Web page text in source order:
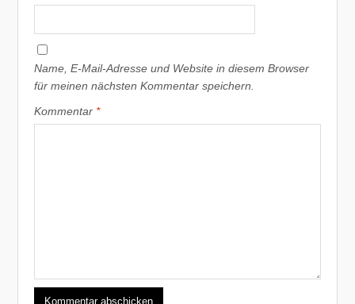
Name, E-Mail-Adresse und Website in diesem Browser
für meinen nächsten Kommentar speichern.
Kommentar *